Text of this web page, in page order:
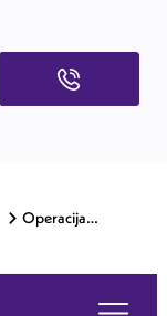
Operacija